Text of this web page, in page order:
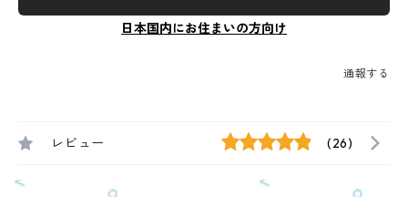
日本国内にお住まいの方向け
通報する
レビュー (26)